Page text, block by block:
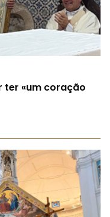
ter «um coração